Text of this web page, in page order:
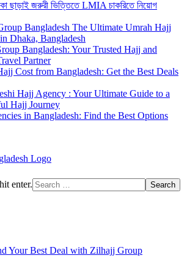
ছাড়াই জরুরী ভিত্তিতে LMIA চাকরিতে নিয়োগ
Bangladesh The Ultimate Umrah Hajj
Dhaka, Bangladesh
Bangladesh: Your Trusted Hajj and
Partner
Cost from Bangladesh: Get the Best Deals
Hajj Agency : Your Ultimate Guide to a
Hajj Journey
in Bangladesh: Find the Best Options
Tour Agent in Bangladesh
enter.
Your Best Deal with Zilhajj Group